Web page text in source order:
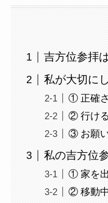
吉方位参拝
私が大切に
① 正確さ
② 行け
③ お願
私の吉方位
① 家を出
② 移動中